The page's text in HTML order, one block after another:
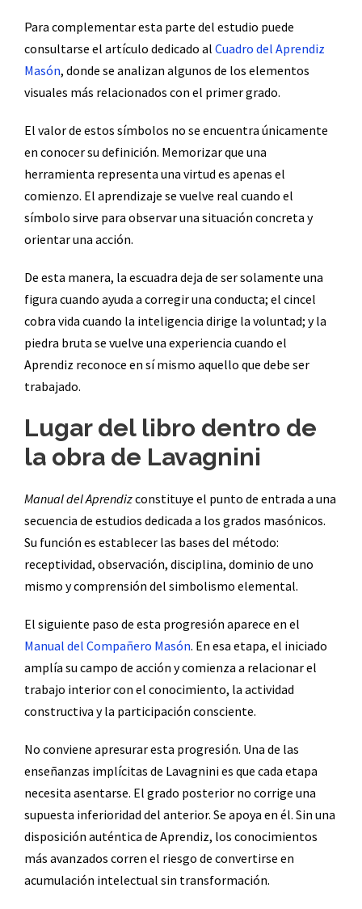
Para complementar esta parte del estudio puede
consultarse el artículo dedicado al Cuadro del Aprendiz
Masón, donde se analizan algunos de los elementos
visuales más relacionados con el primer grado.
El valor de estos símbolos no se encuentra únicamente
en conocer su definición. Memorizar que una
herramienta representa una virtud es apenas el
comienzo. El aprendizaje se vuelve real cuando el
símbolo sirve para observar una situación concreta y
orientar una acción.
De esta manera, la escuadra deja de ser solamente una
figura cuando ayuda a corregir una conducta; el cincel
cobra vida cuando la inteligencia dirige la voluntad; y la
piedra bruta se vuelve una experiencia cuando el
Aprendiz reconoce en sí mismo aquello que debe ser
trabajado.
Lugar del libro dentro de
la obra de Lavagnini
Manual del Aprendizconstituye el punto de entrada a una
secuencia de estudios dedicada a los grados masónicos.
Su función es establecer las bases del método:
receptividad, observación, disciplina, dominio de uno
mismo y comprensión del simbolismo elemental.
El siguiente paso de esta progresión aparece en el
Manual del Compañero Masón. En esa etapa, el iniciado
amplía su campo de acción y comienza a relacionar el
trabajo interior con el conocimiento, la actividad
constructiva y la participación consciente.
No conviene apresurar esta progresión. Una de las
enseñanzas implícitas de Lavagnini es que cada etapa
necesita asentarse. El grado posterior no corrige una
supuesta inferioridad del anterior. Se apoya en él. Sin una
disposición auténtica de Aprendiz, los conocimientos
más avanzados corren el riesgo de convertirse en
acumulación intelectual sin transformación.